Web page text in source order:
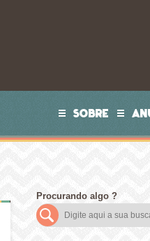
SOBRE
Procurando algo ?